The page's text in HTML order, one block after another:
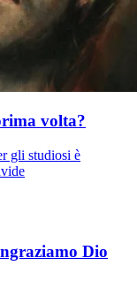
volta?
gli studiosi è
Dio